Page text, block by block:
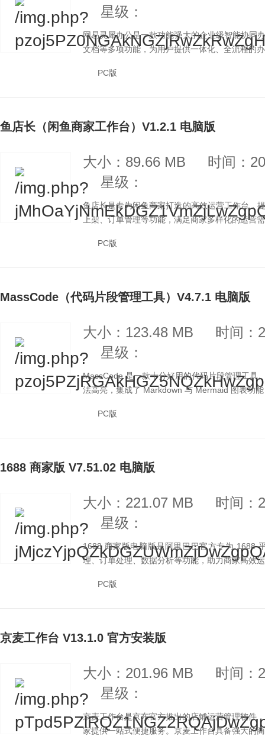
星级：
网易灵犀办公是一款功能强大的企业级智能协同
文档等多项功能，为用户提供一体化、全流程的
PC版
鱼店长（闲鱼商家工作台）V1.2.1 电脑版
大小：89.66 MB
时间：
星级：
鱼店长是专为闲鱼商家打造的高效运营工作台，
上架、订单管理等功能，满足商家多样化的运营
PC版
MassCode（代码片段管理工具）V4.7.1 电脑版
大小：123.48 MB
时间：
星级：
MassCode 是一款十分好用的代码片段管理工具
法高亮，集成了 Markdown 与 Mermaid 图表功
PC版
1688 商家版 V7.51.02 电脑版
大小：221.07 MB
时间：
星级：
1688 商家版电脑版是阿里巴巴官方专为 1688
理、订单处理、数据分析等功能，助力商家高效
PC版
京麦工作台 V13.1.0 官方安装版
大小：201.96 MB
时间：
星级：
京麦工作台是京东官方推出的店铺运营管理软件
家提供一站式便捷服务。京麦工作台具备强大的